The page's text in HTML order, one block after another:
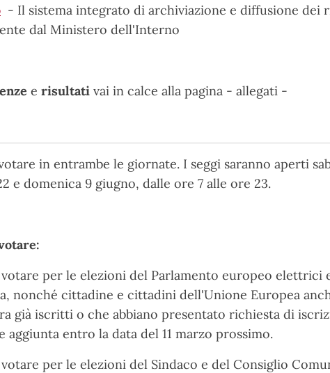
- Il sistema integrato di archiviazione e diffusione dei
dal Ministero dell'Interno
e risultati vai in calce alla pagina - allegati -
in entrambe le giornate. I seggi saranno aperti
e domenica 9 giugno, dalle ore 7 alle ore 23.
votare per le elezioni del Parlamento europeo
nonché cittadine e cittadini dell'Unione Europea
già iscritti o che abbiano presentato richiesta di
aggiunta entro la data del 11 marzo prossimo.
votare per le elezioni del Sindaco e del Consiglio